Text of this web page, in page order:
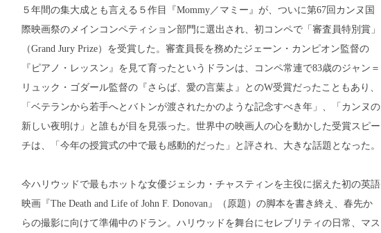
５年間の集大成とも言える５作目『Mommy／マミー』が、ついに第67回カンヌ国
際映画祭のメインコンペティション部門に選出され、初コンペで「審査員特別賞」
（Grand Jury Prize）を受賞した。審査員長を務めたジェーン・カンピオン監督の
『ピアノ・レッスン』を見て育ったというドランは、コンペ常連で83歳のジャン＝
リュック・ゴダール監督の『さらば、愛の言葉よ』とのW受賞だったこともあり、
「ベテランから若手へとバトンが渡されたかのような記念すべき年」、「カンヌの
新しい夜明け」と誰もが目を見張った。世界中の映画人の心を動かした受賞スピー
チは、「今年の授賞式の中で最も感動的だった」と評され、大きな話題となった。
今ハリウッドで最もホットな女優ジェシカ・チャスティンを主役に据えた初の英語
映画『The Death and Life of John F. Donovan』（原題）の脚本を書き終え、春先か
らの撮影に向けて準備中のドラン。ハリウッドを舞台にセレブリティの日常、マス